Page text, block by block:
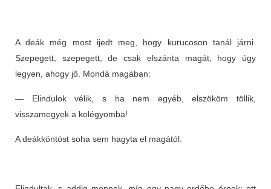
A deák még most ijedt meg, hogy kurucoson tanál járni.
Szepegett, szepegett, de csak elszánta magát, hogy úgy
legyen, ahogy jő. Mondá magában:
— Elindulok vélik, s ha nem egyéb, elszököm töllik,
visszamegyek a kolégyomba!
A deákköntöst soha sem hagyta el magától.